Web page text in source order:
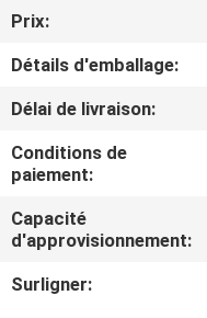
VISITE
DE
L'USINE
CONTRÔLE
DE
LA
Prix:
Détails d'emballage:
Délai de livraison:
Conditions de
paiement:
Capacité
d'approvisionnement:
Surligner: